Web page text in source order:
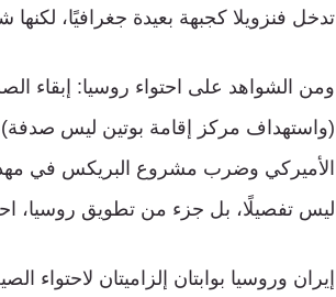
تدخل فنزويلا كجبهة بعيدة جغرافيًا، لكنها
ومن الشواهد على احتواء روسيا: إبقاء
(واستهداف مركز إقامة بوتين ليس صدفة)،
الأميركي وضرب مشروع البريكس في مهد
ليس تفصيلًا، بل جزء من تطويق روسيا،
إيران وروسيا بوابتان إلزاميتان